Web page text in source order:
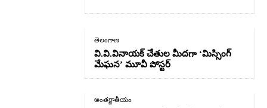
తెలంగాణ
వి.వి.వినాయక్ చేతుల మీదగా ‘మిస్సింగ్
మేఘన’ మూవీ పోస్టర్
అంతర్జాతీయం